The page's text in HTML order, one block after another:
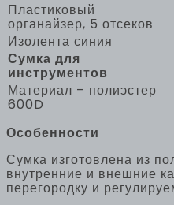
Пластиковый
органайзер, 5 отсеков
Изолента синия
Сумка для
инструментов
Материал – полиэстер
600D
Особенности
Сумка изготовлена из
внутренние и внешние
перегородку и